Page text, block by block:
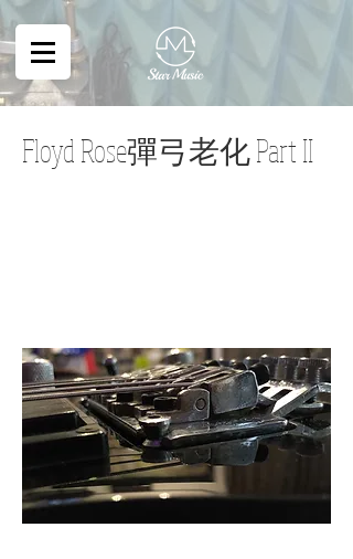
Floyd Rose彈弓老化 Part II